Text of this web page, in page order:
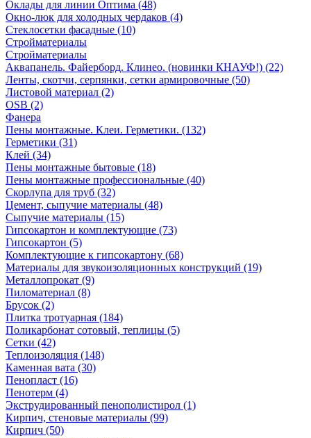
Оклады для линии Оптима (48)
Окно-люк для холодных чердаков (4)
Стеклосетки фасадные (10)
Стройматериалы
Стройматериалы
Аквапанель. Файерборд. Клинео. (новинки КНАУФ!) (22)
Ленты, скотчи, серпянки, сетки армировочные (50)
Листовой материал (2)
OSB (2)
Фанера
Пены монтажные. Клеи. Герметики. (132)
Герметики (31)
Клей (34)
Пены монтажные бытовые (18)
Пены монтажные профессиональные (40)
Скорлупа для труб (32)
Цемент, сыпучие материалы (48)
Сыпучие материалы (15)
Гипсокартон и комплектующие (73)
Гипсокартон (5)
Комплектующие к гипсокартону (68)
Материалы для звукоизоляционных конструкций (19)
Металлопрокат (9)
Пиломатериал (8)
Брусок (2)
Плитка тротуарная (184)
Поликарбонат сотовый, теплицы (5)
Сетки (42)
Теплоизоляция (148)
Каменная вата (30)
Пенопласт (16)
Пенотерм (4)
Экструдированный пенополистирол (1)
Кирпич, стеновые материалы (99)
Кирпич (50)